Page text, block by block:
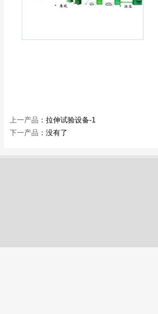
上一产品 ： 拉伸试验设备-1
下一产品 ：没有了